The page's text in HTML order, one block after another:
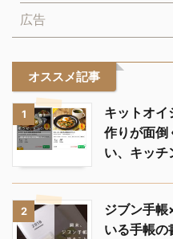
広告
オススメ記事
1
キットオイ
作りが面倒
い、キッチ
2
ジブン手
いる手帳の